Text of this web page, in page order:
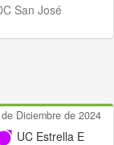
San José
Diciembre de 2024
UC Estrella E